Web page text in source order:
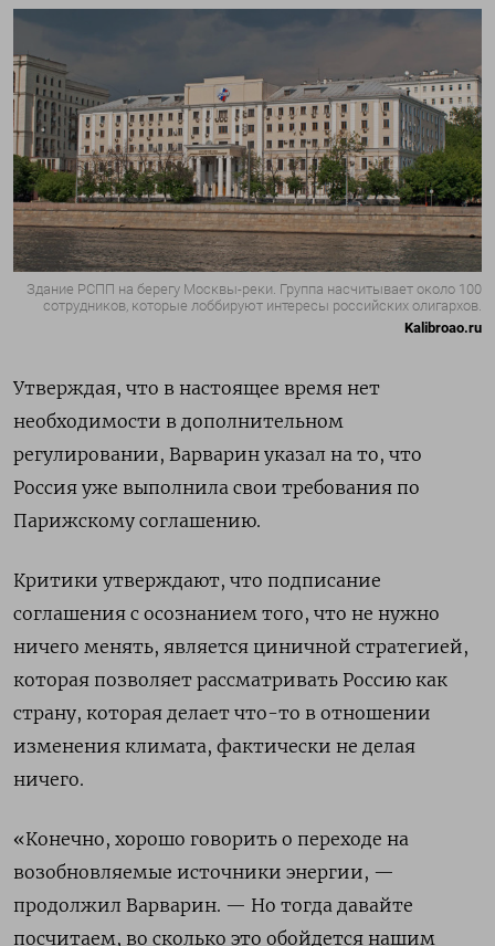
Здание РСПП на берегу Москвы-реки. Группа насчитывает около 100
сотрудников, которые лоббируют интересы российских олигархов.
Kalibroao.ru
Утверждая, что в настоящее время нет
необходимости в дополнительном
регулировании, Варварин указал на то, что
Россия уже выполнила свои требования по
Парижскому соглашению.
Критики утверждают, что подписание
соглашения с осознанием того, что не нужно
ничего менять, является циничной стратегией,
которая позволяет рассматривать Россию как
страну, которая делает что-то в отношении
изменения климата, фактически не делая
ничего.
«Конечно, хорошо говорить о переходе на
возобновляемые источники энергии, —
продолжил Варварин. — Но тогда давайте
посчитаем, во сколько это обойдется нашим